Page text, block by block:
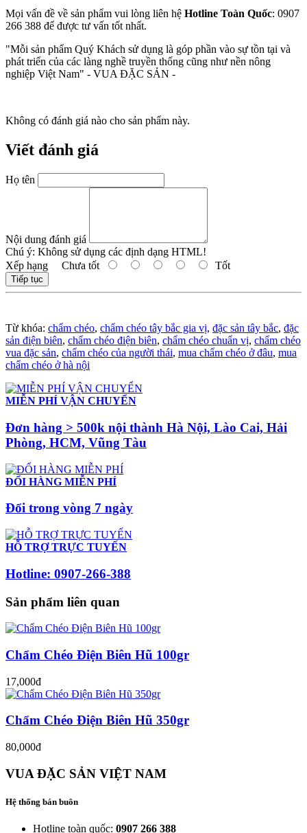
Mọi vấn đề về sản phẩm vui lòng liên hệ Hotline Toàn Quốc: 0907
266 388 để được tư vấn tốt nhất.
"Mỗi sản phẩm Quý Khách sử dụng là góp phần vào sự tồn tại và
phát triển của các làng nghề truyền thống cũng như nền nông
nghiệp Việt Nam" - VUA ĐẶC SẢN -
Không có đánh giá nào cho sản phẩm này.
Viết đánh giá
Họ tên
Nội dung đánh giá
Chú ý: Không sử dụng các định dạng HTML!
Xếp hạng Chưa tốt Tốt
Tiếp tục
Từ khóa: chẩm chéo, chẩm chéo tây bắc gia vị, đặc sản tây bắc, đặc
sản điện biên, chẩm chéo điện biên, chẩm chéo chuẩn vị, chẩm chéo
vua đặc sản, chẩm chéo của người thái, mua chẩm chéo ở đâu, mua
chẩm chéo ở hà nội
MIỄN PHÍ VẬN CHUYỂN
Đơn hàng > 500k nội thành Hà Nội, Lào Cai, Hải
Phòng, HCM, Vũng Tàu
ĐỔI HÀNG MIỄN PHÍ
Đổi trong vòng 7 ngày
HỖ TRỢ TRỰC TUYẾN
Hotline: 0907-266-388
Sản phẩm liên quan
Chẩm Chéo Điện Biên Hũ 100gr
17,000đ
Chẩm Chéo Điện Biên Hũ 350gr
80,000đ
VUA ĐẶC SẢN VIỆT NAM
Hệ thống bán buôn
Hotline toàn quốc: 0907 266 388